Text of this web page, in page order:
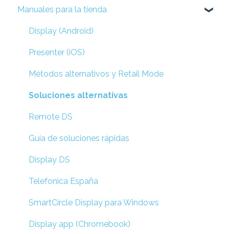
Manuales para la tienda
Display (Android)
Presenter (iOS)
Métodos alternativos y Retail Mode
Soluciones alternativas
Remote DS
Guía de soluciones rápidas
Display DS
Telefonica España
SmartCircle Display para Windows
Display app (Chromebook)